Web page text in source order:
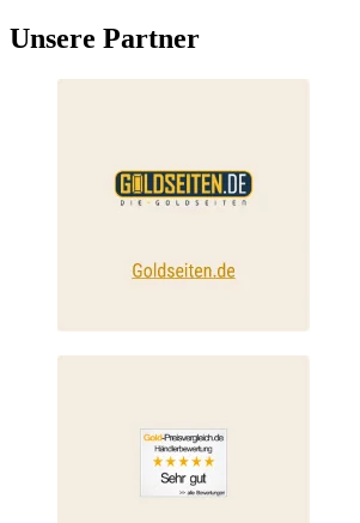
Unsere Partner